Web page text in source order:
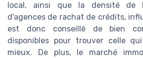
local, ainsi que la densité de
d'agences de rachat de crédits,
est donc conseillé de bien
disponibles pour trouver celle
mieux. De plus, le marché